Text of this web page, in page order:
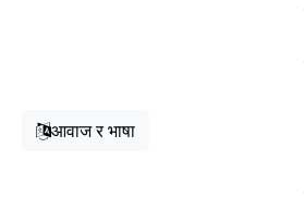
आवाज र भाषा